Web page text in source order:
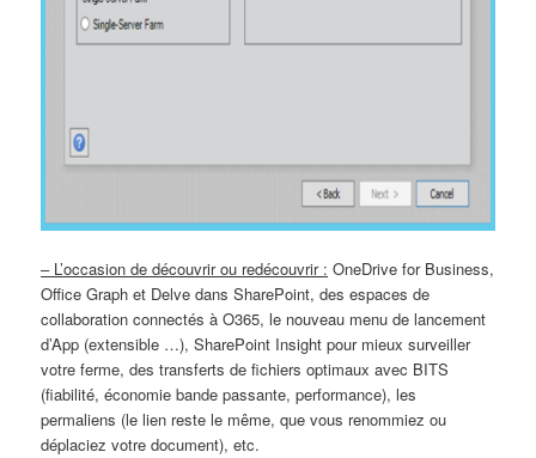
– L’occasion de découvrir ou redécouvrir : OneDrive for Business,
Office Graph et Delve dans SharePoint, des espaces de
collaboration connectés à O365, le nouveau menu de lancement
d’App (extensible …), SharePoint Insight pour mieux surveiller
votre ferme, des transferts de fichiers optimaux avec BITS
(fiabilité, économie bande passante, performance), les
permaliens (le lien reste le même, que vous renommiez ou
déplaciez votre document), etc.